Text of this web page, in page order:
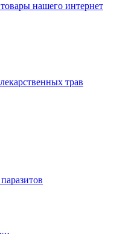
нашего интернет
трав